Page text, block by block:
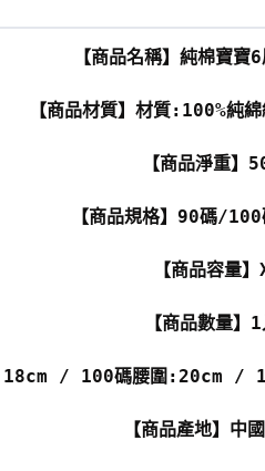
【商品名稱】純棉寶寶
【商品材質】材質:100%純
【商品淨重】
【商品規格】90碼/
【商品容量】
【商品數量】
:18cm / 100碼腰圍:20cm /
【商品產地】中